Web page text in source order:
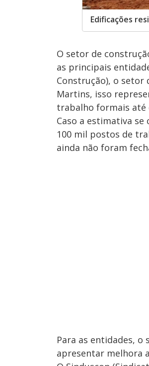
Edificações
O setor de
as principais
Construção), o setor
Martins, isso
trabalho formais até
Caso a estimativa
100 mil postos de
ainda não foram
Para as entidades,
apresentar melhora